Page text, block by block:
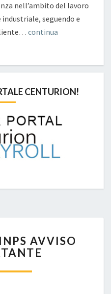
nell’ambito del lavoro
seguendo e
continua
CENTURION!
INPS
AVVISO
AVVISO